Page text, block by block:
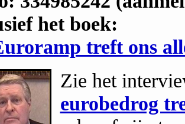
het boek:
treft ons
Zie het
eurobedrog